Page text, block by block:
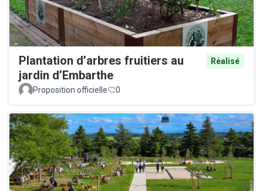
Plantation d’arbres fruitiers au
jardin d’Embarthe
Réalisé
Proposition officielle 0